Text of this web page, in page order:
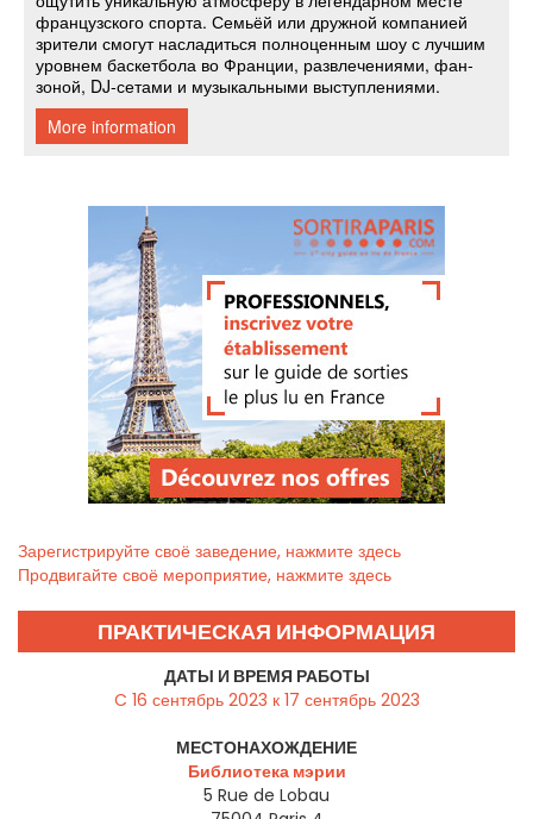
Зарегистрируйте своё заведение, нажмите здесь
Продвигайте своё мероприятие, нажмите здесь
ПРАКТИЧЕСКАЯ ИНФОРМАЦИЯ
ДАТЫ И ВРЕМЯ РАБОТЫ
C 16 сентябрь 2023 к 17 сентябрь 2023
МЕСТОНАХОЖДЕНИЕ
Библиотека мэрии
5 Rue de Lobau